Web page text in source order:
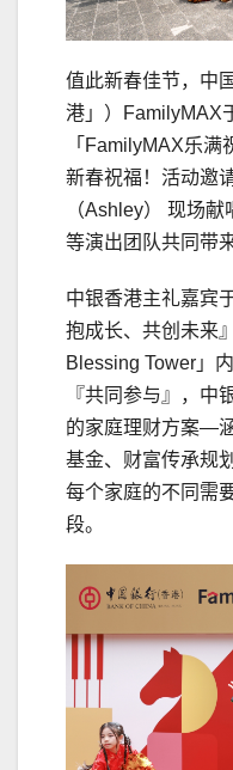
值此新春佳节，中
港」）FamilyMAX
「FamilyMAX乐
新春祝福！活动邀
（Ashley） 现场
等演出团队共同带
中银香港主礼嘉宾
抱成长、共创未来
Blessing Tower」
『共同参与』，中
的家庭理财方案—
基金、财富传承规
每个家庭的不同需
段。